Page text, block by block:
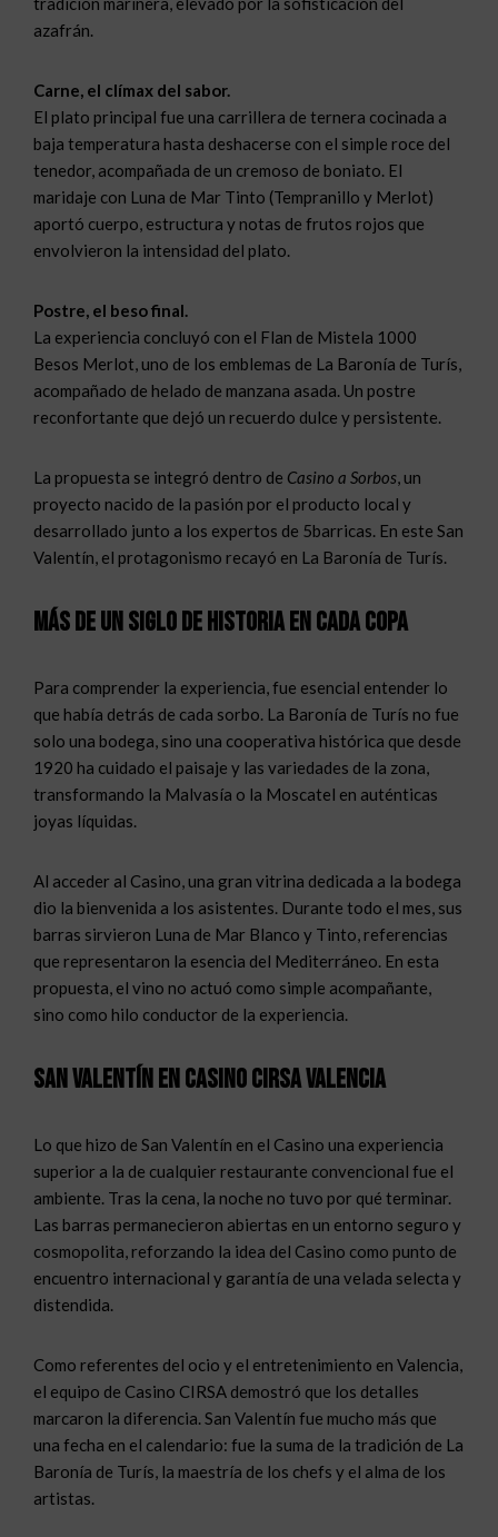
azafrán.
Carne, el clímax del sabor.
El plato principal fue una carrillera de ternera cocinada a
baja temperatura hasta deshacerse con el simple roce del
tenedor, acompañada de un cremoso de boniato. El
maridaje con Luna de Mar Tinto (Tempranillo y Merlot)
aportó cuerpo, estructura y notas de frutos rojos que
envolvieron la intensidad del plato.
Postre, el beso final.
La experiencia concluyó con el Flan de Mistela 1000
Besos Merlot, uno de los emblemas de La Baronía de Turís,
acompañado de helado de manzana asada. Un postre
reconfortante que dejó un recuerdo dulce y persistente.
La propuesta se integró dentro de Casino a Sorbos, un
proyecto nacido de la pasión por el producto local y
desarrollado junto a los expertos de 5barricas. En este San
Valentín, el protagonismo recayó en La Baronía de Turís.
Más de un siglo de historia en cada copa
Para comprender la experiencia, fue esencial entender lo
que había detrás de cada sorbo. La Baronía de Turís no fue
solo una bodega, sino una cooperativa histórica que desde
1920 ha cuidado el paisaje y las variedades de la zona,
transformando la Malvasía o la Moscatel en auténticas
joyas líquidas.
Al acceder al Casino, una gran vitrina dedicada a la bodega
dio la bienvenida a los asistentes. Durante todo el mes, sus
barras sirvieron Luna de Mar Blanco y Tinto, referencias
que representaron la esencia del Mediterráneo. En esta
propuesta, el vino no actuó como simple acompañante,
sino como hilo conductor de la experiencia.
San Valentín en Casino CIRSA Valencia
Lo que hizo de San Valentín en el Casino una experiencia
superior a la de cualquier restaurante convencional fue el
ambiente. Tras la cena, la noche no tuvo por qué terminar.
Las barras permanecieron abiertas en un entorno seguro y
cosmopolita, reforzando la idea del Casino como punto de
encuentro internacional y garantía de una velada selecta y
distendida.
Como referentes del ocio y el entretenimiento en Valencia,
el equipo de Casino CIRSA demostró que los detalles
marcaron la diferencia. San Valentín fue mucho más que
una fecha en el calendario: fue la suma de la tradición de La
Baronía de Turís, la maestría de los chefs y el alma de los
artistas.